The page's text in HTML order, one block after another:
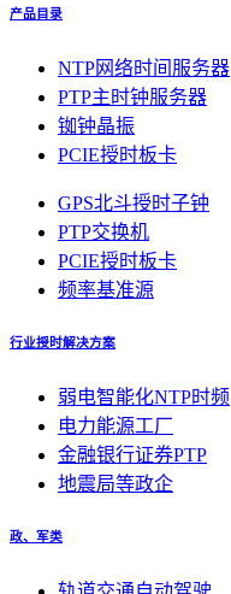
产品目录
NTP网络时间服务器
PTP主时钟服务器
铷钟晶振
PCIE授时板卡
GPS北斗授时子钟
PTP交换机
PCIE授时板卡
频率基准源
行业授时解决方案
弱电智能化NTP时频
电力能源工厂
金融银行证券PTP
地震局等政企
政、军类